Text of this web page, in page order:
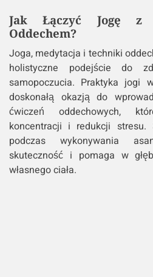
Jak Łączyć Jogę z
Oddechem?
Joga, medytacja i techniki
holistyczne podejście do
samopoczucia. Praktyka jogi
doskonałą okazją do
ćwiczeń oddechowych,
koncentracji i redukcji stresu.
podczas wykonywania
skuteczność i pomaga w
własnego ciała.